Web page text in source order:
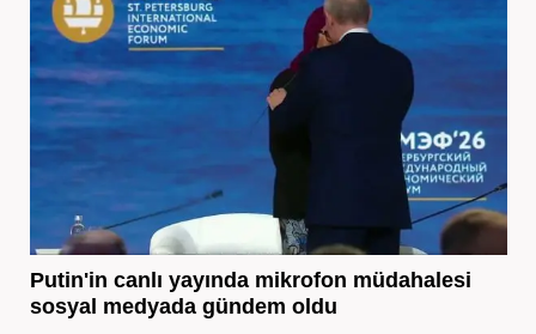
Putin'in canlı yayında mikrofon müdahalesi
sosyal medyada gündem oldu